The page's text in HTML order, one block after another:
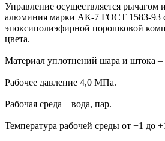
Управление осуществляется рычагом
алюминия марки АК-7 ГОСТ 1583-93
эпоксиполиэфирной порошковой
цвета.
Материал уплотнений шара и штока –
Рабочее давление 4,0 МПа.
Рабочая среда – вода, пар.
Температура рабочей среды от +1 до